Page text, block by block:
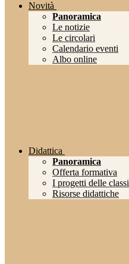
Novità
Panoramica
Le notizie
Le circolari
Calendario eventi
Albo online
Didattica
Panoramica
Offerta formativa
I progetti delle classi
Risorse didattiche